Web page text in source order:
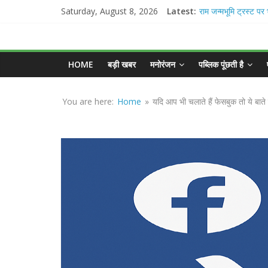
Saturday, August 8, 2026 Latest: राम जन्मभूमि ट्रस्ट पर
दिल्ली हाईकोर्ट की
लोकतंत्र की ताकत,
ही जरूरी
पर छात्रों के भविष्य
को राहत
MGNEWSINDIA
Sirf
HOME बड़ी खबर मनोरंजन पब्लिक पूंछती है
You are here: Home » यदि आप भी चलाते हैं फेसबुक तो ये